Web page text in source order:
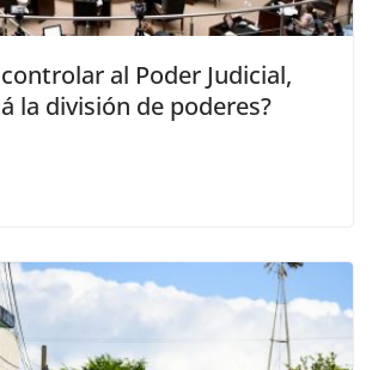
al Poder Judicial,
la división de poderes?